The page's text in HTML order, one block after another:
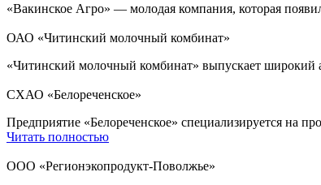
«Вакинское Агро» — молодая компания, которая
ОАО «Читинский молочный комбинат»
«Читинский молочный комбинат» выпускает широкий
СХАО «Белореченское»
Предприятие «Белореченское» специализируется на
Читать полностью
ООО «Регионэкопродукт-Поволжье»